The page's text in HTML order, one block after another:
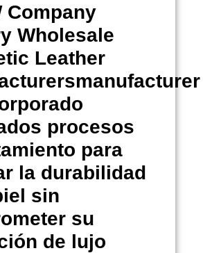
Company
Wholesale
Leather
procesos
para
la durabilidad
sin
su
de lujo